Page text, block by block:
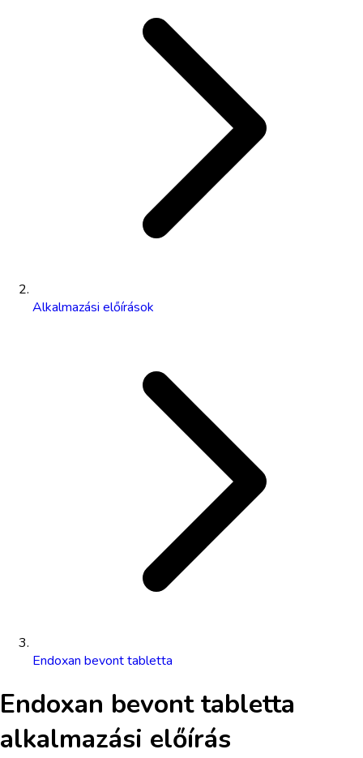
Alkalmazási előírások
Endoxan bevont tabletta
Endoxan bevont tabletta
alkalmazási előírás